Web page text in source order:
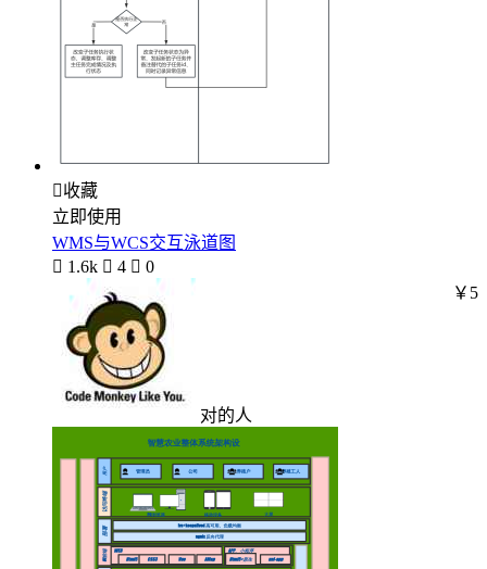
收藏
立即使用
WMS与WCS交互泳道图
 1.6k  4  0
对的人
￥5